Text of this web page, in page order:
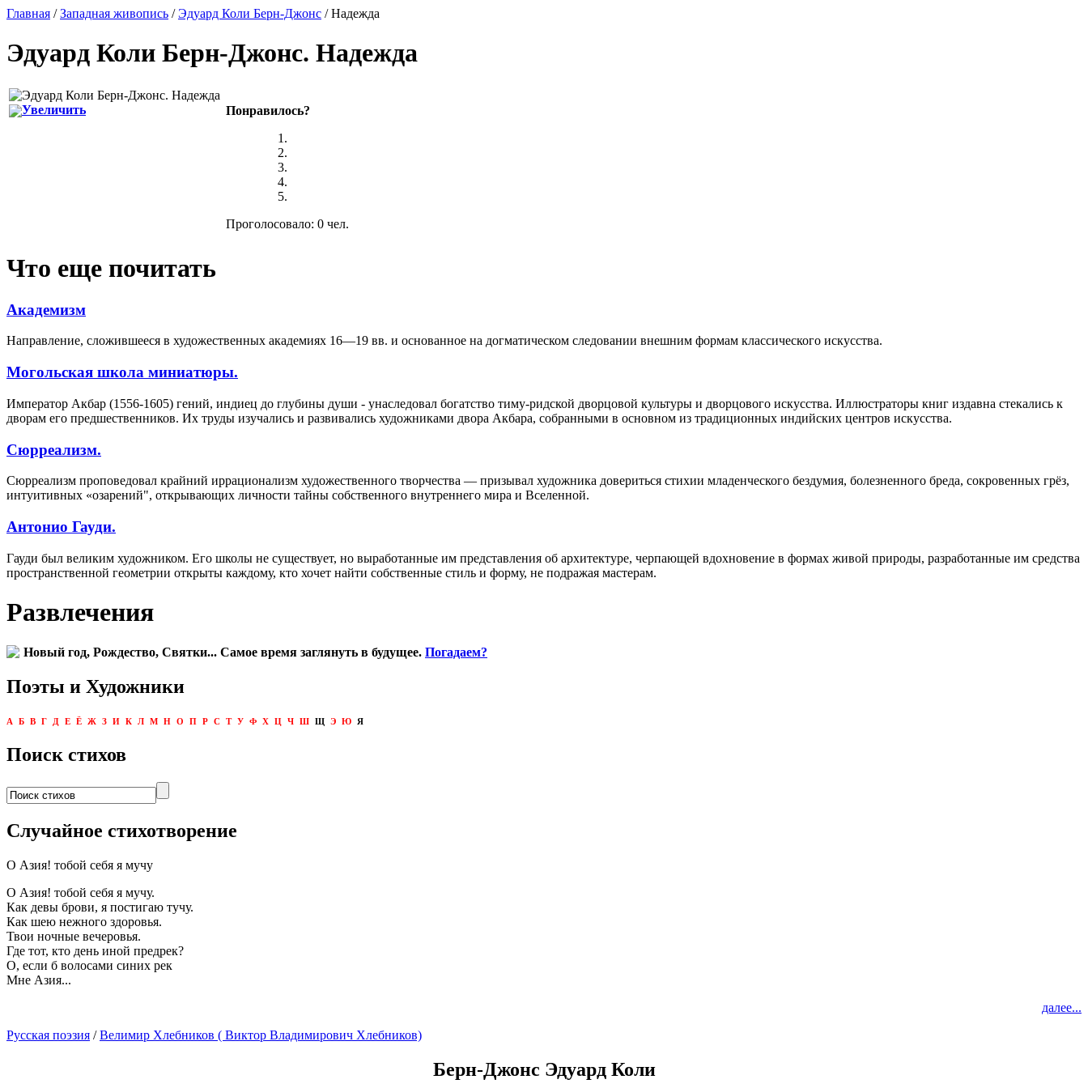
Главная /Западная живопись /Эдуард Коли Берн-Джонс / Надежда
Эдуард Коли Берн-Джонс. Надежда
Увеличить Понравилось?
Проголосовало: 0 чел.
Что еще почитать
Академизм
Направление, сложившееся в художественных академиях 16—19 вв. и основанное на догматическом следовании внешним формам классического искусства.
Могольская школа миниатюры.
Император Акбар (1556-1605) гений, индиец до глубины души - унаследовал богатство тиму-ридской дворцовой культуры и дворцового искусства. Иллюстраторы книг издавна стекались к
дворам его предшественников. Их труды изучались и развивались художниками двора Акбара, собранными в основном из традиционных индийских центров искусства.
Сюрреализм.
Сюрреализм проповедовал крайний иррационализм художественного творчества — призывал художника довериться стихии младенческого бездумия, болезненного бреда, сокровенных грёз,
интуитивных «озарений", открывающих личности тайны собственного внутреннего мира и Вселенной.
Антонио Гауди.
Гауди был великим художником. Его школы не существует, но выработанные им представления об архитектуре, черпающей вдохновение в формах живой природы, разработанные им средства
пространственной геометрии открыты каждому, кто хочет найти собственные стиль и форму, не подражая мастерам.
Развлечения
Новый год, Рождество, Святки... Самое время заглянуть в будущее. Погадаем?
Поэты и Художники
А Б В Г Д Е Ё Ж З И К Л М Н О П Р С Т У Ф Х Ц Ч Ш Щ Э Ю Я
Поиск стихов
Случайное стихотворение
О Азия! тобой себя я мучу
О Азия! тобой себя я мучу.
Как девы брови, я постигаю тучу.
Как шею нежного здоровья.
Твои ночные вечеровья.
Где тот, кто день иной предрек?
О, если б волосами синих рек
Мне Азия...
далее...
Русская поэзия /Велимир Хлебников ( Виктор Владимирович Хлебников)
Берн-Джонс Эдуард Коли